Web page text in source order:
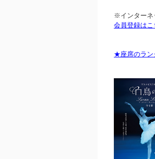
※インターネ
会員登録は
★座席のラン